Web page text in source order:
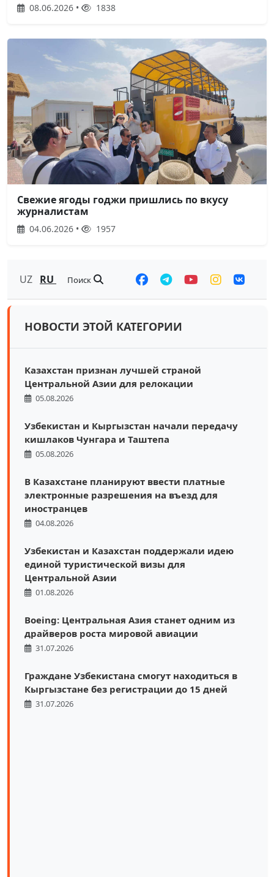
08.06.2026 • 1838
Свежие ягоды годжи пришлись по вкусу
журналистам
04.06.2026 • 1957
UZ RU Поиск
НОВОСТИ ЭТОЙ КАТЕГОРИИ
Казахстан признан лучшей страной
Центральной Азии для релокации
05.08.2026
Узбекистан и Кыргызстан начали передачу
кишлаков Чунгара и Таштепа
05.08.2026
В Казахстане планируют ввести платные
электронные разрешения на въезд для
иностранцев
04.08.2026
Узбекистан и Казахстан поддержали идею
единой туристической визы для
Центральной Азии
01.08.2026
Boeing: Центральная Азия станет одним из
драйверов роста мировой авиации
31.07.2026
Граждане Узбекистана смогут находиться в
Кыргызстане без регистрации до 15 дней
31.07.2026